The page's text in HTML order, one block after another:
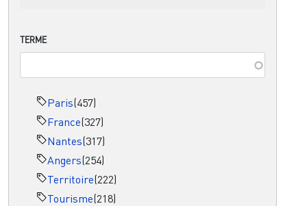
TERME
Paris(457)
France(327)
Nantes(317)
Angers(254)
Territoire(222)
Tourisme(218)